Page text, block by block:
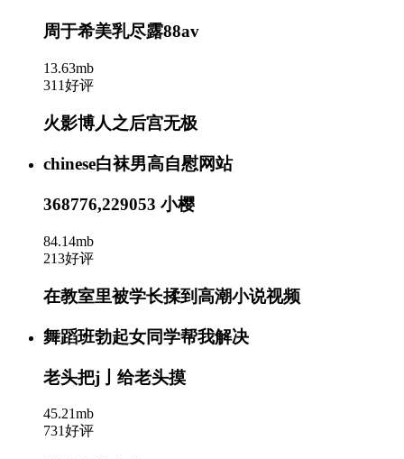
周于希美乳尽露88av
13.63mb
311好评
火影博人之后宫无极
chinese白袜男高自慰网站
368776,229053 小樱
84.14mb
213好评
在教室里被学长揉到高潮小说视频
舞蹈班勃起女同学帮我解决
老头把j亅给老头摸
45.21mb
731好评